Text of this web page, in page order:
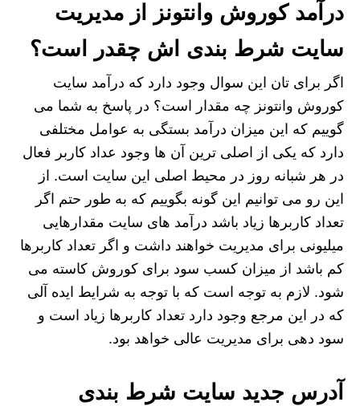
درآمد کوروش وانتونز از مدیریت
سایت شرط بندی اش چقدر است؟
اگر برای تان این سوال وجود دارد که درآمد سایت
کوروش وانتونز چه مقدار است؟ در پاسخ به شما می
گوییم که این میزان درآمد بستگی به عوامل مختلفی
دارد که یکی از اصلی ترین آن ها وجود عداد کاربر فعال
در هر شبانه روز در محیط اصلی این سایت است. از
این رو می توانیم این گونه بگوییم که به طور حتم اگر
تعداد کاربرها زیاد باشد درآمد های سایت مقدارهایی
میلیونی برای مدیریت خواهند داشت و اگر تعداد کاربرها
کم باشد از میزان کسب سود برای کوروش کاسته می
شود. لازم به توجه است که با توجه به شرایط ایده آلی
که در این مرجع وجود دارد تعداد کاربرها زیاد است و
سود دهی برای مدیریت عالی خواهد بود.
آدرس جدید سایت شرط بندی